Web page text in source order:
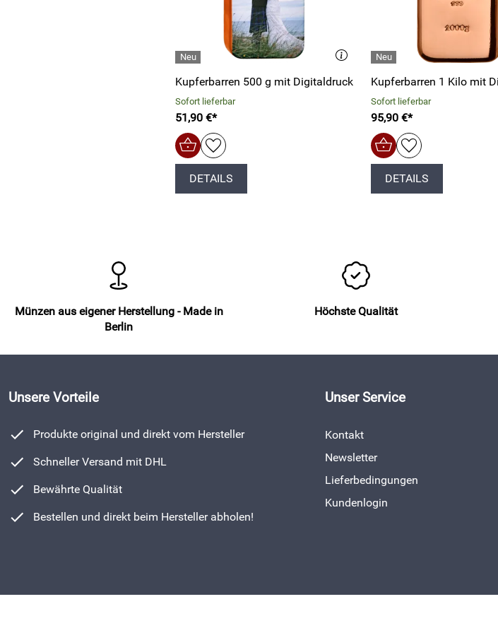
Kupferbarren 500 g mit Digitaldruck
Sofort lieferbar
51,90 €*
DETAILS
Kupferbarren 1 Kilo mit
Sofort lieferbar
95,90 €*
DETAILS
Münzen aus eigener Herstellung - Made in
Berlin
Höchste Qualität
Unsere Vorteile
Produkte original und direkt vom Hersteller
Schneller Versand mit DHL
Bewährte Qualität
Bestellen und direkt beim Hersteller abholen!
Unser Service
Kontakt
Newsletter
Lieferbedingungen
Kundenlogin